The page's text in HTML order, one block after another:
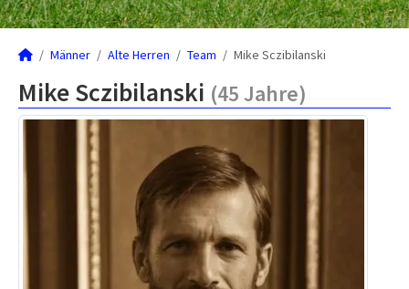
Männer Alte Herren Team Mike Sczibilanski
Mike Sczibilanski (45 Jahre)